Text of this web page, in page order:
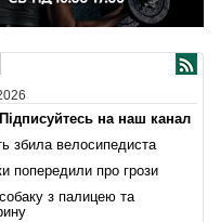
на наш канал
збила велосипедиста
попередили про грози
з палицею та